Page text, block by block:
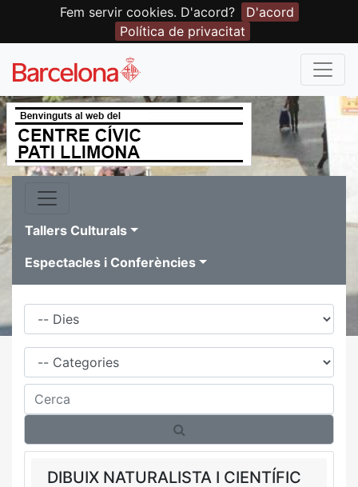
Fem servir cookies. D'acord?
D'acord
Política de privacitat
Tallers Culturals
Espectacles i Conferències
Dies
Família
Cerca
DIBUIX NATURALISTA I CIENTÍFIC